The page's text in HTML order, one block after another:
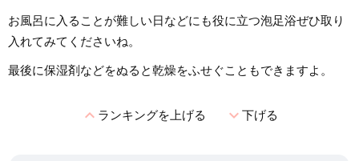
お風呂に入ることが難しい日などにも役に立つ泡足浴ぜひ取り
入れてみてくださいね。
最後に保湿剤などをぬると乾燥をふせぐこともできますよ。
expand_lessランキングを上げる expand_more下げる